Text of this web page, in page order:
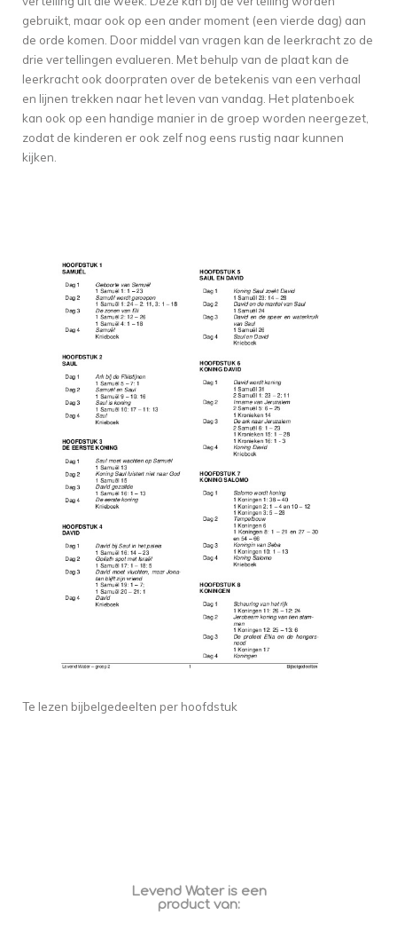
gebruikt, maar ook op een ander moment (een vierde dag) aan
de orde komen. Door middel van vragen kan de leerkracht zo de
drie vertellingen evalueren. Met behulp van de plaat kan de
leerkracht ook doorpraten over de betekenis van een verhaal
en lijnen trekken naar het leven van vandag. Het platenboek
kan ook op een handige manier in de groep worden neergezet,
zodat de kinderen er ook zelf nog eens rustig naar kunnen
kijken.
Te lezen bijbelgedeelten per hoofdstuk
Levend Water is een
product van: